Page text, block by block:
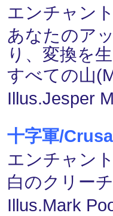
エンチャン
あなたのア
り、変換を
すべての山
Illus.Jesper
十字軍/
エンチャン
白のクリー
Illus.Mark